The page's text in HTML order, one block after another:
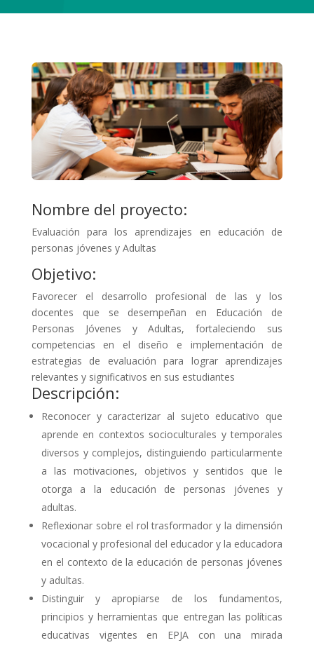
Nombre del proyecto:
Evaluación para los aprendizajes en educación de
personas jóvenes y Adultas
Objetivo:
Favorecer el desarrollo profesional de las y los
docentes que se desempeñan en Educación de
Personas Jóvenes y Adultas, fortaleciendo sus
competencias en el diseño e implementación de
estrategias de evaluación para lograr aprendizajes
relevantes y significativos en sus estudiantes
Descripción:
Reconocer y caracterizar al sujeto educativo que
aprende en contextos socioculturales y temporales
diversos y complejos, distinguiendo particularmente
a las motivaciones, objetivos y sentidos que le
otorga a la educación de personas jóvenes y
adultas.
Reflexionar sobre el rol trasformador y la dimensión
vocacional y profesional del educador y la educadora
en el contexto de la educación de personas jóvenes
y adultas.
Distinguir y apropiarse de los fundamentos,
principios y herramientas que entregan las políticas
educativas vigentes en EPJA con una mirada